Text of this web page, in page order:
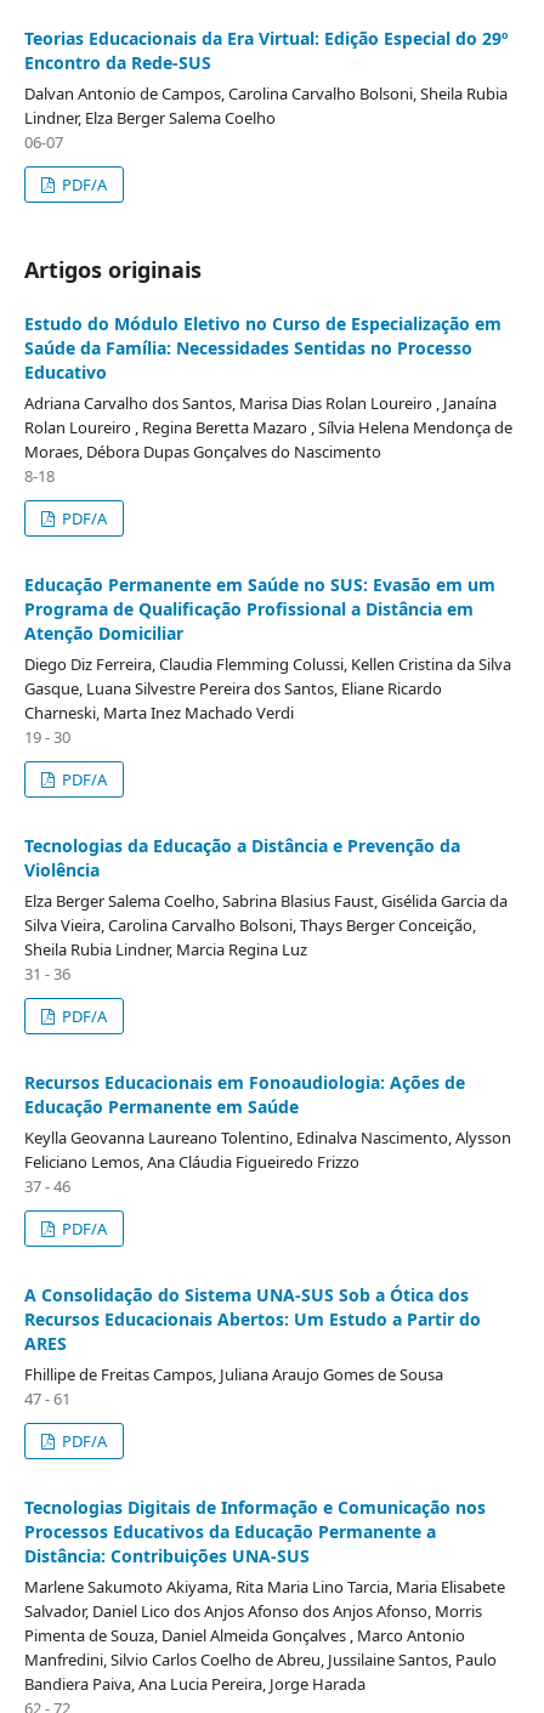
Teorias Educacionais da Era Virtual: Edição Especial do 29º
Encontro da Rede-SUS
Dalvan Antonio de Campos, Carolina Carvalho Bolsoni, Sheila Rubia
Lindner, Elza Berger Salema Coelho
06-07
PDF/A
Artigos originais
Estudo do Módulo Eletivo no Curso de Especialização em
Saúde da Família: Necessidades Sentidas no Processo
Educativo
Adriana Carvalho dos Santos, Marisa Dias Rolan Loureiro , Janaína
Rolan Loureiro , Regina Beretta Mazaro , Sílvia Helena Mendonça de
Moraes, Débora Dupas Gonçalves do Nascimento
8-18
PDF/A
Educação Permanente em Saúde no SUS: Evasão em um
Programa de Qualificação Profissional a Distância em
Atenção Domiciliar
Diego Diz Ferreira, Claudia Flemming Colussi, Kellen Cristina da Silva
Gasque, Luana Silvestre Pereira dos Santos, Eliane Ricardo
Charneski, Marta Inez Machado Verdi
19 - 30
PDF/A
Tecnologias da Educação a Distância e Prevenção da
Violência
Elza Berger Salema Coelho, Sabrina Blasius Faust, Gisélida Garcia da
Silva Vieira, Carolina Carvalho Bolsoni, Thays Berger Conceição,
Sheila Rubia Lindner, Marcia Regina Luz
31 - 36
PDF/A
Recursos Educacionais em Fonoaudiologia: Ações de
Educação Permanente em Saúde
Keylla Geovanna Laureano Tolentino, Edinalva Nascimento, Alysson
Feliciano Lemos, Ana Cláudia Figueiredo Frizzo
37 - 46
PDF/A
A Consolidação do Sistema UNA-SUS Sob a Ótica dos
Recursos Educacionais Abertos: Um Estudo a Partir do
ARES
Fhillipe de Freitas Campos, Juliana Araujo Gomes de Sousa
47 - 61
PDF/A
Tecnologias Digitais de Informação e Comunicação nos
Processos Educativos da Educação Permanente a
Distância: Contribuições UNA-SUS
Marlene Sakumoto Akiyama, Rita Maria Lino Tarcia, Maria Elisabete
Salvador, Daniel Lico dos Anjos Afonso dos Anjos Afonso, Morris
Pimenta de Souza, Daniel Almeida Gonçalves , Marco Antonio
Manfredini, Silvio Carlos Coelho de Abreu, Jussilaine Santos, Paulo
Bandiera Paiva, Ana Lucia Pereira, Jorge Harada
62 - 72